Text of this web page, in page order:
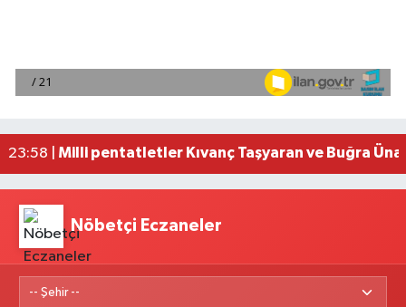
00:39 |
Mersin'de uyuşturucu operasyonunda 190
23:58 | Milli pentatletler Kıvanç Taşyaran ve Buğra
Nöbetçi Eczaneler